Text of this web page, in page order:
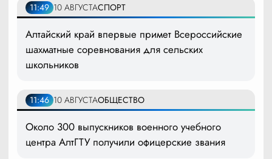
11:49 10 АВГУСТАСПОРТ
Алтайский край впервые примет Всероссийские
шахматные соревнования для сельских
школьников
11:46 10 АВГУСТАОБЩЕСТВО
Около 300 выпускников военного учебного
центра АлтГТУ получили офицерские звания